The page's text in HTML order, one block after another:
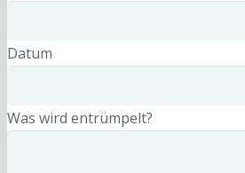
Datum
Was wird entrümpelt?